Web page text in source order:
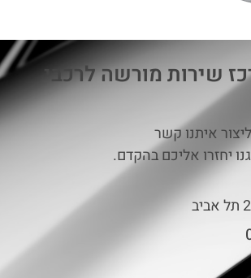
שירות מורשה לרכבי
איתנו קשר
יחזרו אליכם בהקדם.